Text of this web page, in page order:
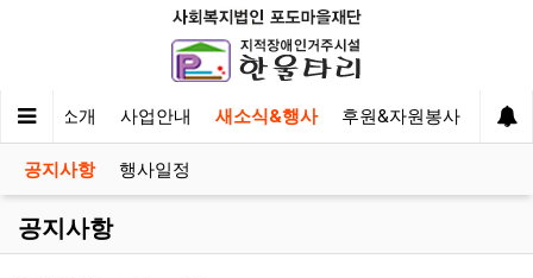
타리 소개 사업안내 새소식&행사 후원&자원봉사 이야
공지사항 행사일정
공지사항